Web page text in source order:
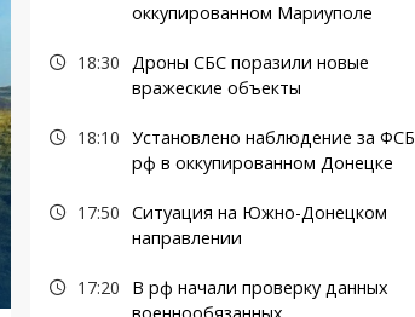
оккупированном Мариуполе
18:30 Дроны СБС поразили новые
вражеские объекты
18:10 Установлено наблюдение за ФСБ
рф в оккупированном Донецке
17:50 Ситуация на Южно-Донецком
направлении
17:20
В рф начали проверку данных